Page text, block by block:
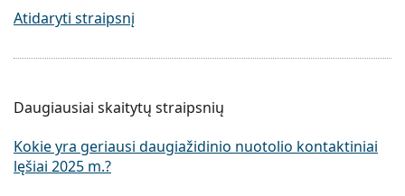
Atidaryti straipsnį
Daugiausiai skaitytų straipsnių
Kokie yra geriausi daugiažidinio nuotolio kontaktiniai
lęšiai 2025 m.?